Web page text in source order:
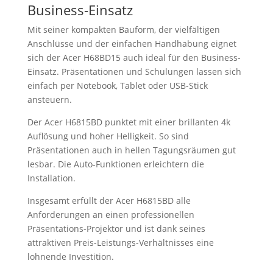
Business-Einsatz
Mit seiner kompakten Bauform, der vielfältigen
Anschlüsse und der einfachen Handhabung eignet
sich der Acer H68BD15 auch ideal für den Business-
Einsatz. Präsentationen und Schulungen lassen sich
einfach per Notebook, Tablet oder USB-Stick
ansteuern.
Der Acer H6815BD punktet mit einer brillanten 4k
Auflösung und hoher Helligkeit. So sind
Präsentationen auch in hellen Tagungsräumen gut
lesbar. Die Auto-Funktionen erleichtern die
Installation.
Insgesamt erfüllt der Acer H6815BD alle
Anforderungen an einen professionellen
Präsentations-Projektor und ist dank seines
attraktiven Preis-Leistungs-Verhältnisses eine
lohnende Investition.